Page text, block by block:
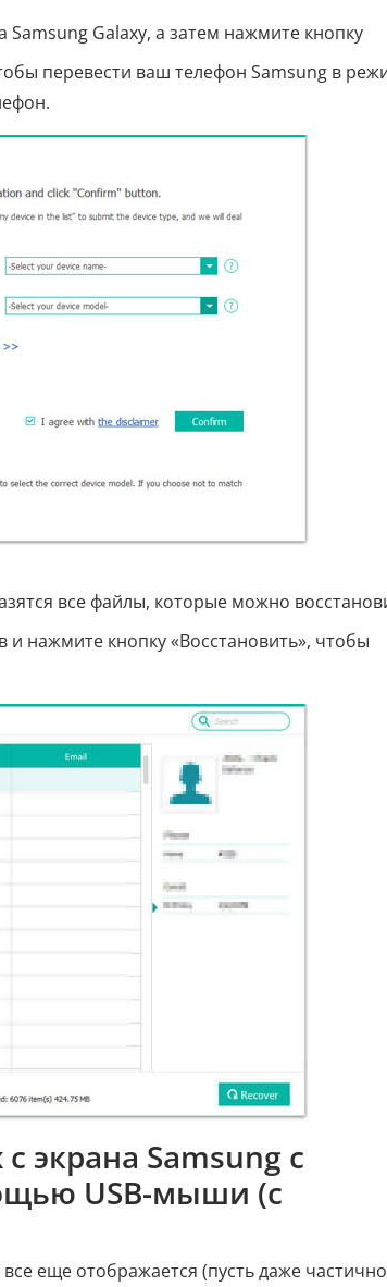
Galaxy, а затем нажмите кнопку
перевести ваш телефон Samsung в
все файлы, которые можно
нажмите кнопку «Восстановить», чтобы
экрана Samsung с
USB-мыши (с
еще отображается (пусть даже